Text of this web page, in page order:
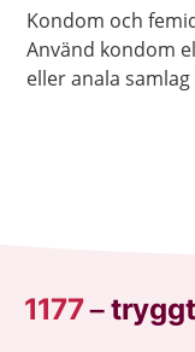
Kondom och
Använd kondom
eller anala
1177–